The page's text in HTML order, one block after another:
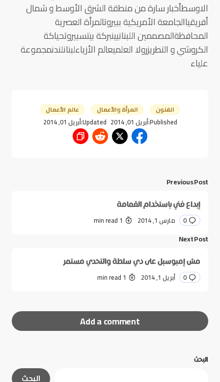
الاوسطأخبار سارة من منطقة الشرق الأوسط و شمال
أفريقياالجامعة الأمريكية ببيروتالمرأة العصرية
المحافظةالمصممين اللبنانيينبركة بيتسبيروتحياكة
الكروشي و التطريزرولا العلميعالم الأزياءلبنانلندنمجموعة
علياء
الفنون المرأة والأعمال عالم الأعمال
Published:أبريل 01, 2014 Updated:أبريل 01, 2014
Previous Post
إبداع فني باستخدام القمامة
0 مارس 1, 2014 1 min read
Next Post
مش إمبوسبل على دي سلطة والتحدي مستمر
0 أبريل 1, 2014 1 min read
Add a comment
الحقول الإلزامية
البحث
البحث